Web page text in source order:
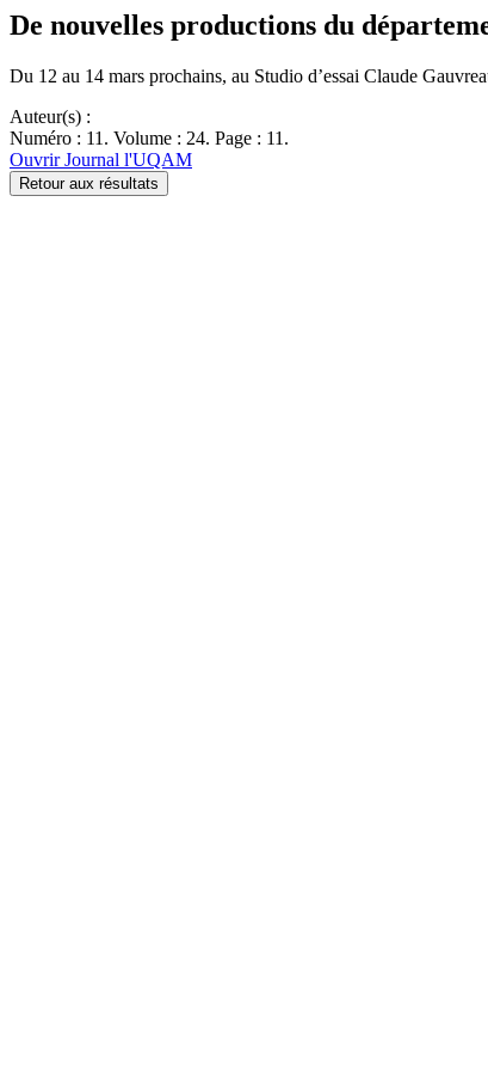
De nouvelles productions du
Du 12 au 14 mars prochains, au Studio d’essai Claude
Auteur(s) :
Numéro : 11. Volume : 24. Page : 11.
Ouvrir Journal l'UQAM
Retour aux résultats